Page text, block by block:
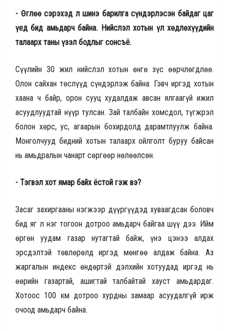
- Өглөө сэрэхэд л шинэ барилга сүндэрлэсэн байдаг цаг
үед бид амьдарч байна. Нийслэл хотын үл хөдлөхүүдийн
талаарх таны үзэл бодлыг сонсъё.
Сүүлийн 30 жил нийслэл хотын өнгө зүс өөрчлөгдлөө.
Олон сайхан төслүүд сүндэрлэж байна. Гэвч иргэд хотын
хаана ч байр, орон сууц худалдаж авсан ялгаагүй ижил
асуудлуудтай нүүр тулсан. Зай талбайн хомсдол, түгжрэл
болон хөрс, ус, агаарын бохирдолд дарамтлуулж байна.
Монголчууд бидний хотын талаарх ойлголт буруу байсан
нь амьдралын чанарт сөргөөр нөлөөлсөн.
- Тэгвэл хот ямар байх ёстой гэж вэ?
Засаг захиргааны нэгжээр дүүргүүдэд хуваагдсан боловч
бид яг л нэг тогоон дотроо амьдарч байгаа шүү дээ. Ийм
өргөн уудам газар нутагтай байж, үнэ цэнээ алдах
эрсдэлтэй төвлөрөлд иргэд мөнгөө алдаж байна. Аз
жаргалын индекс өндөртэй дэлхийн хотуудад иргэд нь
өөрийн газартай, ашигтай талбайтай хауст амьдардаг.
Хотоос 100 км дотроо хурдны замаар асуудалгүй ирж
очоод амьдарч байна.